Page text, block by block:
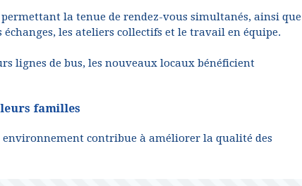
la tenue de rendez-vous simultanés, ainsi que
les ateliers collectifs et le travail en équipe.
lignes de bus, les nouveaux locaux bénéficient
familles
contribue à améliorer la qualité des